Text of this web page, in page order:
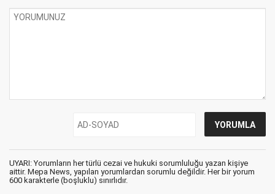
UYARI: Yorumların her türlü cezai ve hukuki sorumluluğu yazan kişiye
aittir. Mepa News, yapılan yorumlardan sorumlu değildir. Her bir yorum
600 karakterle (boşluklu) sınırlıdır.